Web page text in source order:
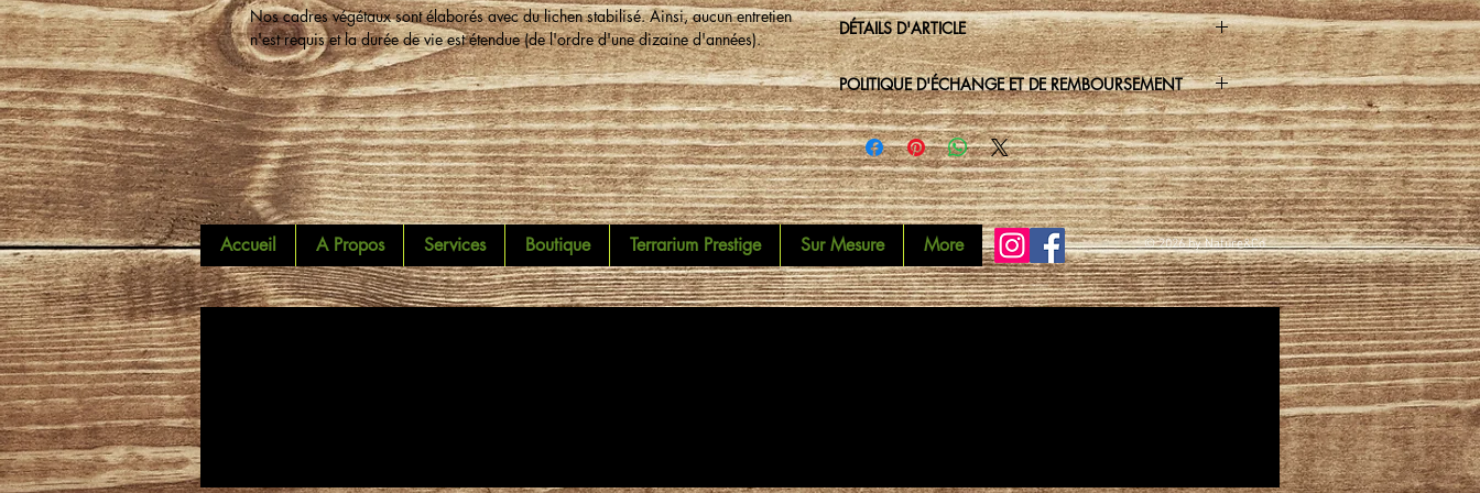
Nos cadres végétaux sont élaborés avec du lichen stabilisé. Ainsi, aucun entretien
n'est requis et la durée de vie est étendue (de l'ordre d'une dizaine d'années).
DÉTAILS D'ARTICLE
POLITIQUE D'ÉCHANGE ET DE REMBOURSEMENT
Accueil A Propos Services Boutique Terrarium Prestige Sur Mesure More © 2026by Nature&Co